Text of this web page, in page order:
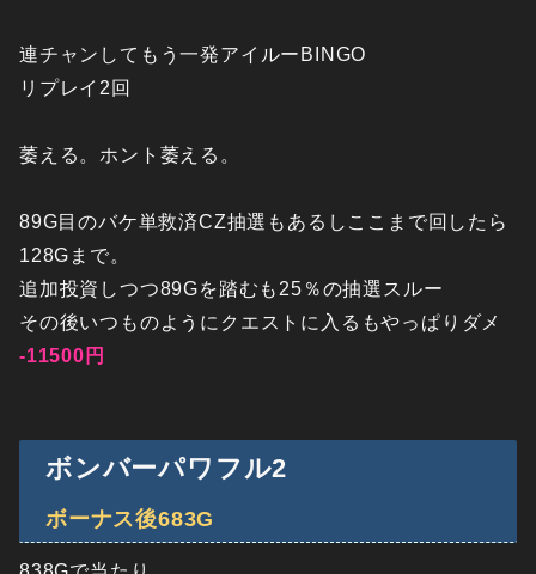
連チャンしてもう一発アイルーBINGO
リプレイ2回
萎える。ホント萎える。
89G目のバケ単救済CZ抽選もあるしここまで回したら
128Gまで。
追加投資しつつ89Gを踏むも25％の抽選スルー
その後いつものようにクエストに入るもやっぱりダメ
-11500円
ボンバーパワフル2
ボーナス後683G